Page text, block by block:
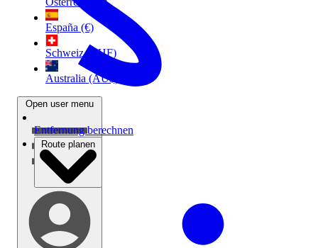
España (€)
Schweiz (CHF)
Australia (AU$)
Open user menu
Entfernung berechnen
Route planen